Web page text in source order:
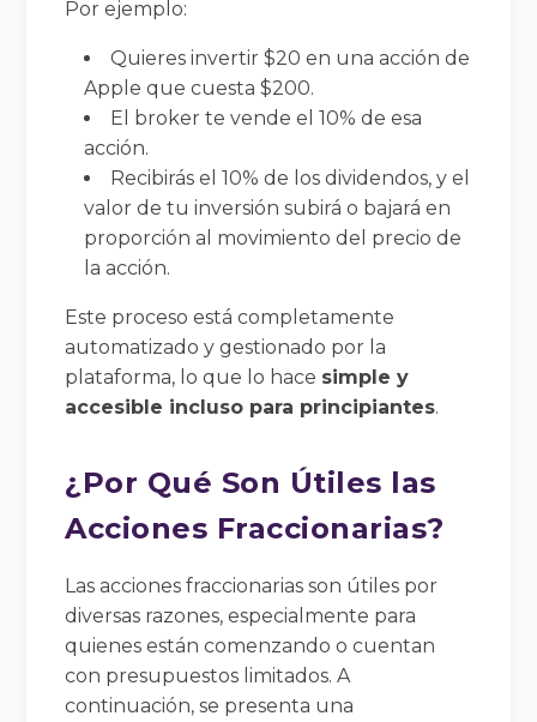
Por ejemplo:
Quieres invertir $20 en una acción de
Apple que cuesta $200.
El broker te vende el 10% de esa
acción.
Recibirás el 10% de los dividendos, y el
valor de tu inversión subirá o bajará en
proporción al movimiento del precio de
la acción.
Este proceso está completamente
automatizado y gestionado por la
plataforma, lo que lo hace simple y
accesible incluso para principiantes.
¿Por Qué Son Útiles las
Acciones Fraccionarias?
Las acciones fraccionarias son útiles por
diversas razones, especialmente para
quienes están comenzando o cuentan
con presupuestos limitados. A
continuación, se presenta una